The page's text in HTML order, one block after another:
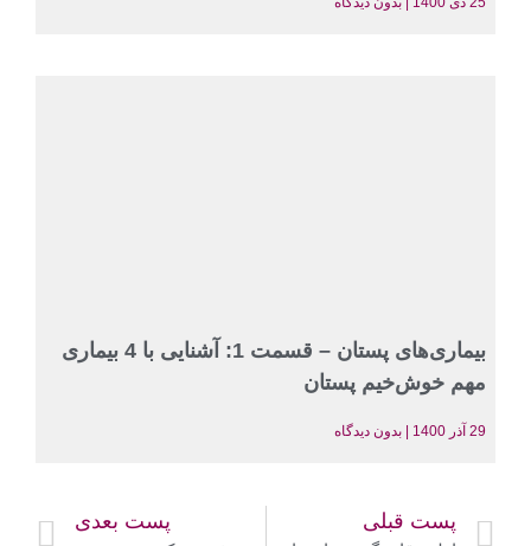
بیماری‌های پستان – قسمت 1: آشنایی با 4 بیماری
مهم خوش‌خیم پستان
29 آذر 1400 بدون دیدگاه
پست قبلی پست بعدی